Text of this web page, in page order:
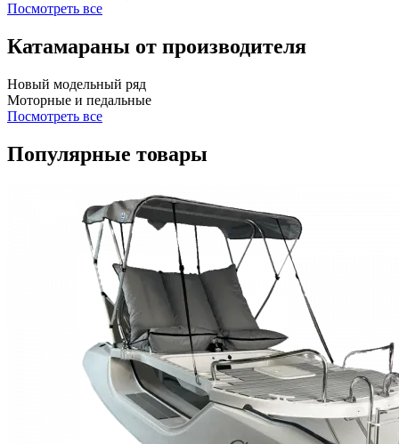
Посмотреть все
Катамараны от производителя
Новый модельный ряд
Моторные и педальные
Посмотреть все
Популярные товары